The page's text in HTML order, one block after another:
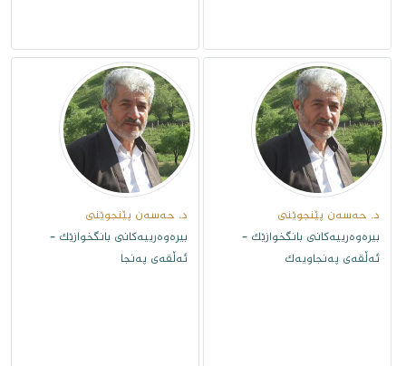
د. حەسەن پێنجوێنى
بیرەوەرییەکانی بانگخوازێک -
ئەڵقەى پەنجاویەک
د. حەسەن پێنجوێنى
بیرەوەرییەکانی بانگخوازێک -
ئەڵقەى پەنجا